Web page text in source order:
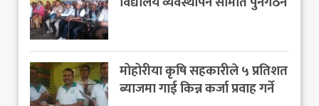
मोहोरीया कृषि सहकारीले ५ प्रतिशत
ब्याजमा गाई किन्न कर्जा प्रवाह गर्ने